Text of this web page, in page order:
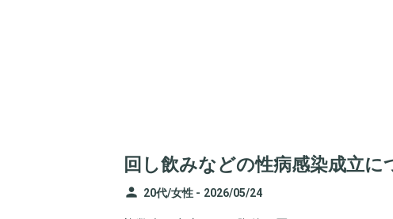
回し飲みなどの性病感染成立に
person 20代/女性 - 2026/05/24